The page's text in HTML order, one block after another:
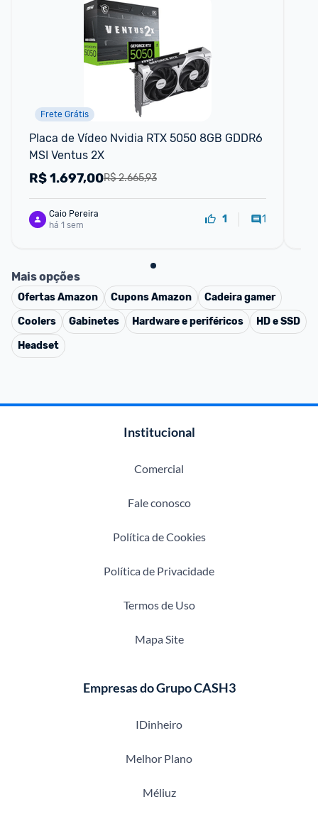
Frete Grátis
Placa de Vídeo Nvidia RTX 5050 8GB GDDR6
MSI Ventus 2X
R$ 2.665,93
R$1.697,00
Caio Pereira
há 1 sem
1 1
Mais opções
OfertasAmazon CuponsAmazon
Cadeira gamer
Coolers
Gabinetes Hardware e periféricos
HD e SSD
Headset
Institucional
Comercial
Fale conosco
Política de Cookies
Política de Privacidade
Termos de Uso
Mapa Site
Empresas do Grupo CASH3
IDinheiro
Melhor Plano
Méliuz